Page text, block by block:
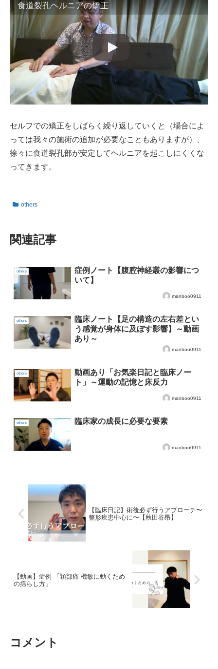
食道裂孔ヘルニアの矯正
セルフでの矯正をしばらく繰り返していくと（場合によ
っては我々の施術の追加が必要なこともありますが）、
徐々に食道裂孔部が安定してヘルニアを起こしにくくな
ってきます。
others
関連記事
others
症例ノート【腹腔神経叢の影響につ
いて】
manboo0911
others
臨床ノート【足の構造の左右差とい
う感覚が身体に及ぼす影響】～動画
あり～
manboo0911
others
動画あり「お気楽日記と臨床ノー
ト」～運動の記憶と床反力
manboo0911
others 臨床家の成長に必要な要素
manboo0911
【臨床日記】術後必ず行うアプローチ〜
整形疾患中心に〜【秋田谷昂】
【動画】症例 「頚部痛 機敏に動くため
の揺らし方」
コメント